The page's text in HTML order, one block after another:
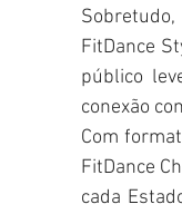
FitDance
público
conexão
Com
FitDance
cada